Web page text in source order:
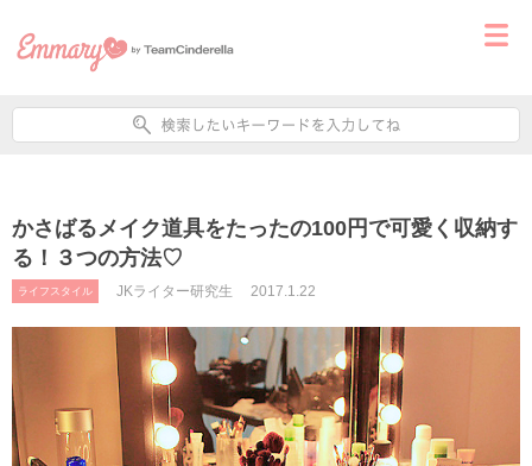
かさばるメイク道具をたったの100円で可愛く収納す
る！３つの方法♡
ライフスタイル JKライター研究生 2017.1.22